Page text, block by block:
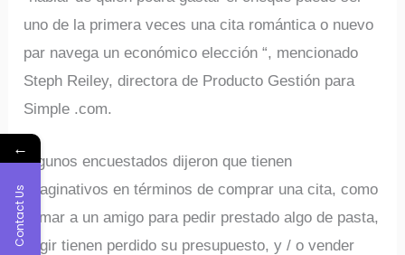
uno de la primera veces una cita romántica o nuevo
par navega un económico elección “, mencionado
Steph Reiley, directora de Producto Gestión para
Simple .com.
Algunos encuestados dijeron que tienen
imaginativos en términos de comprar una cita, como
llamar a un amigo para pedir prestado algo de pasta,
fingir tienen perdido su presupuesto, y / o vender
←
Contact Us